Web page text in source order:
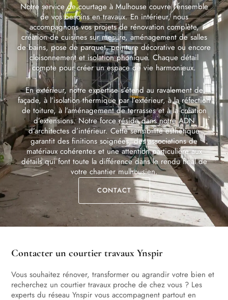
Notre service de courtage à Mulhouse couvre l’ensemble
de vos besoins en travaux. En intérieur, nous
accompagnons vos projets de rénovation complète,
création de cuisines sur mesure, aménagement de salles
de bains, pose de parquet, peinture décorative ou encore
cloisonnement et isolation phonique. Chaque détail
compte pour créer un espace de vie harmonieux.
En extérieur, notre expertise s’étend au ravalement de
façade, à l’isolation thermique par l’extérieur, à la réfection
de toiture, à l’aménagement de terrasses et à la création
d’extensions. Notre force réside dans notre ADN
d’architectes d’intérieur. Cette sensibilité esthétique
garantit des finitions soignées, des associations de
matériaux cohérentes et une attention particulière aux
détails qui font toute la différence dans le rendu final de
votre chantier mulhousien.
CONTACT
Contacter un courtier travaux Ynspir
Vous souhaitez rénover, transformer ou agrandir votre bien et
recherchez un courtier travaux proche de chez vous ? Les
experts du réseau Ynspir vous accompagnent partout en